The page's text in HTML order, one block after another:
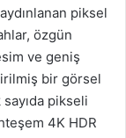
piksel
özgün
ve geniş
bir görsel
pikseli
4K HDR